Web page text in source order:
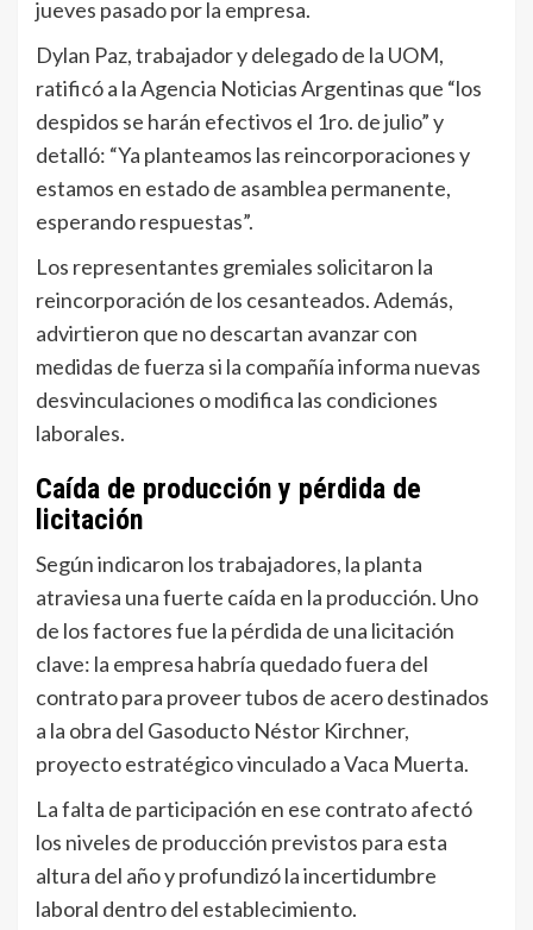
jueves pasado por la empresa.
Dylan Paz, trabajador y delegado de la UOM,
ratificó a la Agencia Noticias Argentinas que “los
despidos se harán efectivos el 1ro. de julio” y
detalló: “Ya planteamos las reincorporaciones y
estamos en estado de asamblea permanente,
esperando respuestas”.
Los representantes gremiales solicitaron la
reincorporación de los cesanteados. Además,
advirtieron que no descartan avanzar con
medidas de fuerza si la compañía informa nuevas
desvinculaciones o modifica las condiciones
laborales.
Caída de producción y pérdida de
licitación
Según indicaron los trabajadores, la planta
atraviesa una fuerte caída en la producción. Uno
de los factores fue la pérdida de una licitación
clave: la empresa habría quedado fuera del
contrato para proveer tubos de acero destinados
a la obra del Gasoducto Néstor Kirchner,
proyecto estratégico vinculado a Vaca Muerta.
La falta de participación en ese contrato afectó
los niveles de producción previstos para esta
altura del año y profundizó la incertidumbre
laboral dentro del establecimiento.